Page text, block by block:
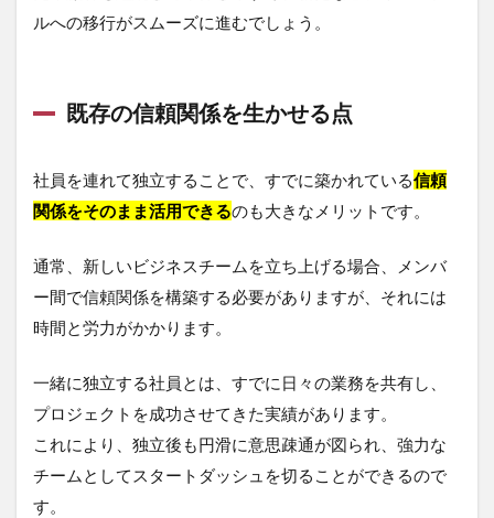
ルへの移行がスムーズに進むでしょう。
既存の信頼関係を生かせる点
社員を連れて独立することで、すでに築かれている信頼
関係をそのまま活用できるのも大きなメリットです。
通常、新しいビジネスチームを立ち上げる場合、メンバ
ー間で信頼関係を構築する必要がありますが、それには
時間と労力がかかります。
一緒に独立する社員とは、すでに日々の業務を共有し、
プロジェクトを成功させてきた実績があります。
これにより、独立後も円滑に意思疎通が図られ、強力な
チームとしてスタートダッシュを切ることができるので
す。